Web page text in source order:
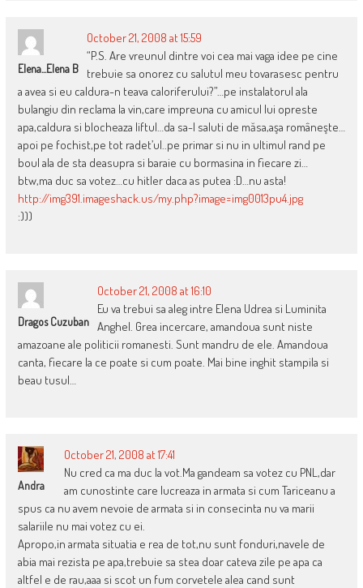
Elena...Elena B
October 21, 2008 at 15:59
“P.S. Are vreunul dintre voi cea mai vaga idee pe cine
trebuie sa onorez cu salutul meu tovarasesc pentru
a avea si eu caldura-n teava caloriferului?”…pe instalatorul ala
bulangiu din reclama la vin,care impreuna cu amicul lui opreste
apa,caldura si blocheaza liftul…da sa-l saluti de măsa,aşa româneşte…
apoi pe fochist,pe tot radet’ul..pe primar si nu in ultimul rand pe
boul ala de sta deasupra si baraie cu bormasina in fiecare zi…
btw,ma duc sa votez…cu hitler daca as putea :D…nu asta!
http://img391.imageshack.us/my.php?image=img0013pu4.jpg
:)))
Dragos Cuzuban
October 21, 2008 at 16:10
Eu va trebui sa aleg intre Elena Udrea si Luminita
Anghel. Grea incercare, amandoua sunt niste
amazoane ale politicii romanesti. Sunt mandru de ele. Amandoua
canta, fiecare la ce poate si cum poate. Mai bine inghit stampila si
beau tusul…
Andra
October 21, 2008 at 17:41
Nu cred ca ma duc la vot.Ma gandeam sa votez cu PNL,dar
am cunostinte care lucreaza in armata si cum Tariceanu a
spus ca nu avem nevoie de armata si in consecinta nu va marii
salariile nu mai votez cu ei.
Apropo,in armata situatia e rea de tot,nu sunt fonduri,navele de
abia mai rezista pe apa,trebuie sa stea doar cateva zile pe apa ca
altfel e de rau,aaa si scot un fum corvetele alea cand sunt